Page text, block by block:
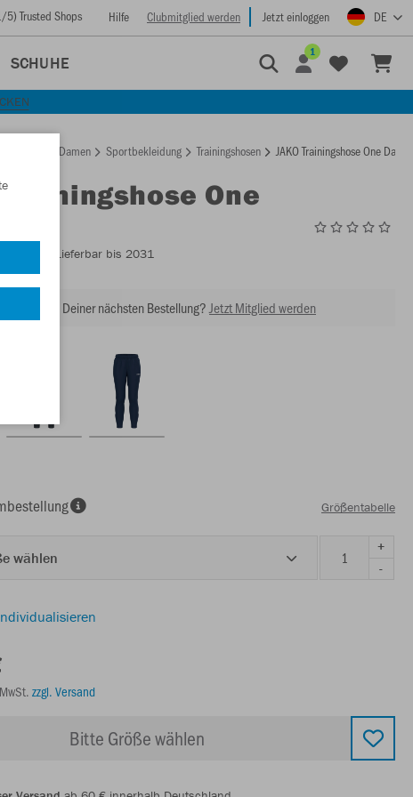
/5) Trusted Shops Hilfe Clubmitglied werden Jetzt einloggen DE
SCHUHE
1
Damen Sportbekleidung Trainingshosen JAKO Trainingshose One
Trainingshose One
- Lieferbar bis 2031
Rabatt bei Deiner nächsten Bestellung? Jetzt Mitglied werden
Größentabelle
wählen
+
-
zzgl. Versand
Bitte Größe wählen